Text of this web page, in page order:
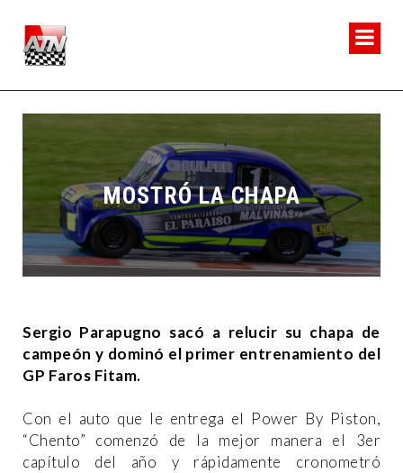
MOSTRÓ LA CHAPA
Sergio Parapugno sacó a relucir su chapa de
campeón y dominó el primer entrenamiento del
GP Faros Fitam.
Con el auto que le entrega el Power By Piston,
“Chento” comenzó de la mejor manera el 3er
capítulo del año y rápidamente cronometró